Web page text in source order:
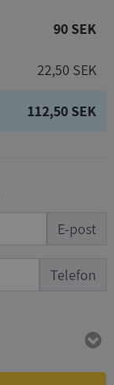
90 SEK
22,50 SEK
112,50 SEK
E-post
Telefon